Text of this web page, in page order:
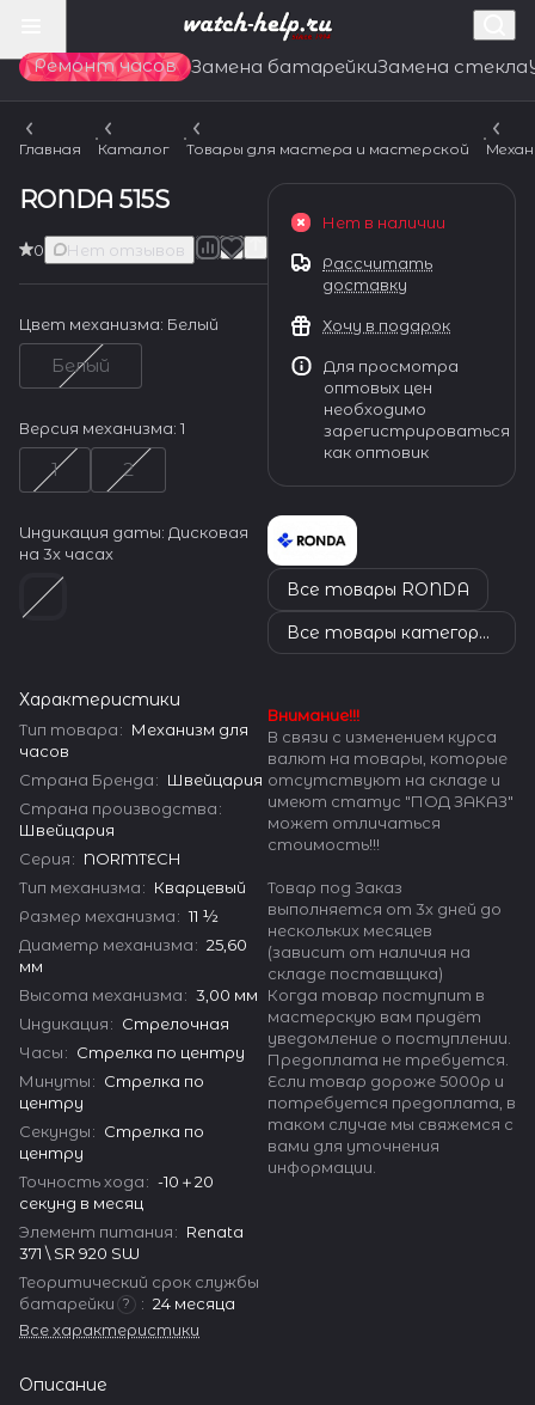
Ремонт часов Замена батарейкиЗамена стекла
Главная Каталог Товары для мастера и мастерской
RONDA 515S
0 Нет отзывов
Цвет механизма: Белый
Белый
Версия механизма: 1
1 2
Индикация даты: Дисковая
на 3х часах
Характеристики
Тип товара: Механизм для
часов
Страна Бренда: Швейцария
Страна производства:
Швейцария
Серия: NORMTECH
Тип механизма: Кварцевый
Размер механизма: 11 ½
Диаметр механизма: 25,60
мм
Высота механизма: 3,00 мм
Индикация: Стрелочная
Часы: Стрелка по центру
Минуты: Стрелка по
центру
Секунды: Стрелка по
центру
Точность хода: -10＋20
секунд в месяц
Элемент питания: Renata
371 \ SR 920 SW
Теоритический срок службы
батарейки ? : 24 месяца
Все характеристики
Описание
Нет в наличии
Рассчитать
доставку
Хочу в подарок
Для просмотра
оптовых цен
необходимо
зарегистрироваться
как оптовик
Все товары RONDA
Все товары категории
Внимание!!!
В связи с изменением курса
валют на товары, которые
отсутствуют на складе и
имеют статус "ПОД ЗАКАЗ"
может отличаться
стоимость!!!
Товар под Заказ
выполняется от 3х дней до
нескольких месяцев
(зависит от наличия на
складе поставщика)
Когда товар поступит в
мастерскую вам придёт
уведомление о поступлении.
Предоплата не требуется.
Если товар дороже 5000р и
потребуется предоплата, в
таком случае мы свяжемся с
вами для уточнения
информации.